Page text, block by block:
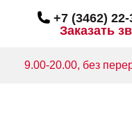
+7 (3462)
Заказать
9.00-20.00, без